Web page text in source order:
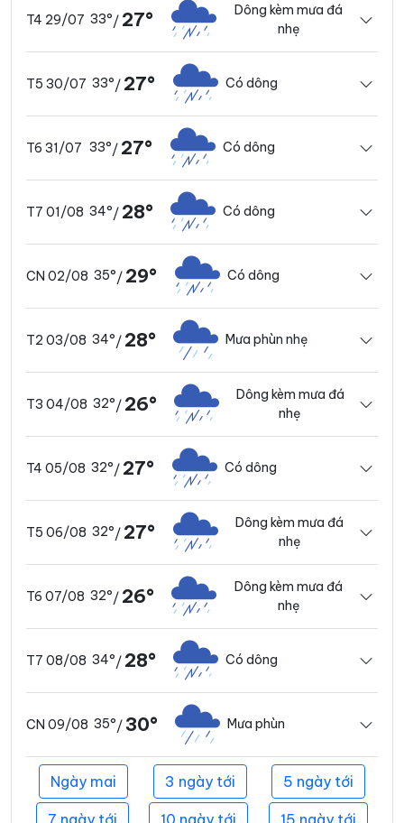
T4 29/07 33°/ 27°
Dông kèm mưa đá
nhẹ
T5 30/07 33°/ 27° Có dông
T6 31/07 33°/ 27° Có dông
T7 01/08 34°/ 28° Có dông
CN 02/08 35°/ 29° Có dông
T2 03/08 34°/ 28° Mưa phùn nhẹ
T3 04/08 32°/ 26°
Dông kèm mưa đá
nhẹ
T4 05/08 32°/ 27° Có dông
T5 06/08 32°/ 27°
Dông kèm mưa đá
nhẹ
T6 07/08 32°/ 26°
Dông kèm mưa đá
nhẹ
T7 08/08 34°/ 28° Có dông
CN 09/08 35°/30° Mưa phùn
Ngày mai 3 ngày tới 5 ngày tới
7 ngày tới 10 ngày tới 15 ngày tới